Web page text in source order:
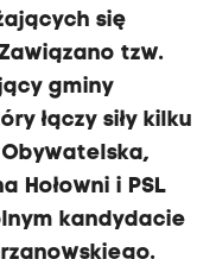
się
tzw.
gminy
łączy siły kilku
Hołowni i PSL
kandydacie